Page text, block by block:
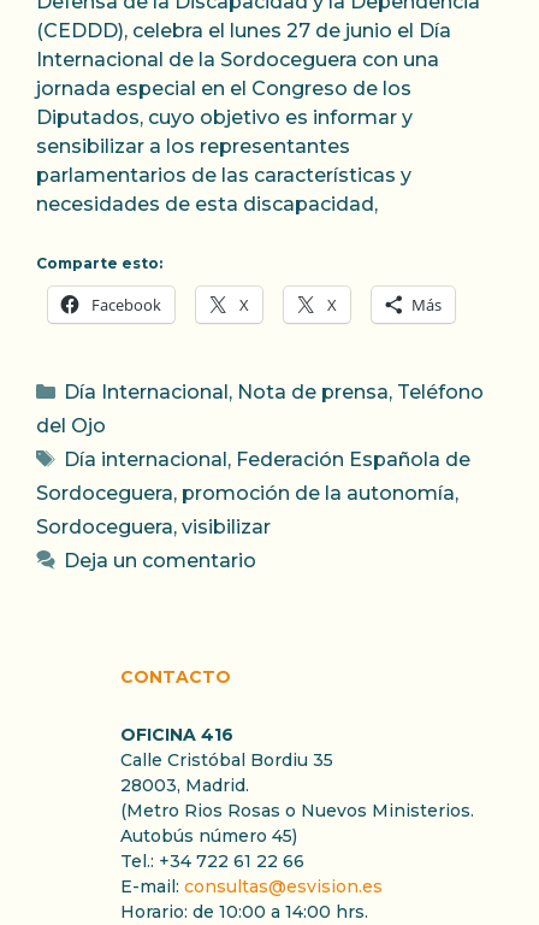
(CEDDD), celebra el lunes 27 de junio el Día
Internacional de la Sordoceguera con una
jornada especial en el Congreso de los
Diputados, cuyo objetivo es informar y
sensibilizar a los representantes
parlamentarios de las características y
necesidades de esta discapacidad,
Comparte esto:
Facebook X X Más
Categorías
Día Internacional , Nota de prensa, Teléfono
del Ojo
Etiquetas
Día internacional , Federación Española de
Sordoceguera, promoción de la autonomía,
Sordoceguera, visibilizar
Deja un comentario
CONTACTO
OFICINA 416
Calle Cristóbal Bordiu 35
28003, Madrid.
(Metro Rios Rosas o Nuevos Ministerios.
Autobús número 45)
Tel.: +34 722 61 22 66
E-mail: consultas@esvision.es
Horario: de 10:00 a 14:00 hrs.